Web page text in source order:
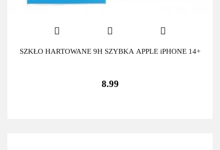
SZKŁO HARTOWANE 9H SZYBKA APPLE iPHONE 14+
8.99